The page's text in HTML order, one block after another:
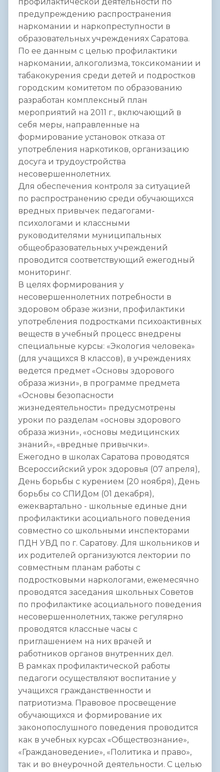
предупреждению распространения
наркомании и наркопреступности в
образовательных учреждениях Саратова.
По ее данным с целью профилактики
наркомании, алкоголизма, токсикомании и
табакокурения среди детей и подростков
городским комитетом по образованию
разработан комплексный план
мероприятий на 2011 г., включающий в
себя меры, направленные на
формирование установок отказа от
употребления наркотиков, организацию
досуга и трудоустройства
несовершеннолетних.
Для обеспечения контроля за ситуацией
по распространению среди обучающихся
вредных привычек педагогами-
психологами и классными
руководителями муниципальных
общеобразовательных учреждений
проводится соответствующий ежегодный
мониторинг.
В целях формирования у
несовершеннолетних потребности в
здоровом образе жизни, профилактики
употребления подростками психоактивных
веществ в учебный процесс внедрены
специальные курсы: «Экология человека»
(для учащихся 8 классов), в учреждениях
ведется предмет «Основы здорового
образа жизни», в программе предмета
«Основы безопасности
жизнедеятельности» предусмотрены
уроки по разделам «основы здорового
образа жизни», «основы медицинских
знаний», «вредные привычки».
Ежегодно в школах Саратова проводятся
Всероссийский урок здоровья (07 апреля),
День борьбы с курением (20 ноября), День
борьбы со СПИДом (01 декабря),
ежеквартально - школьные единые дни
профилактики асоциального поведения
совместно со школьными инспекторами
ПДН УВД по г. Саратову. Для школьников и
их родителей организуются лектории по
совместным планам работы с
подростковыми наркологами, ежемесячно
проводятся заседания школьных Советов
по профилактике асоциального поведения
несовершеннолетних, также регулярно
проводятся классные часы с
приглашением на них врачей и
работников органов внутренних дел.
В рамках профилактической работы
педагоги осуществляют воспитание у
учащихся гражданственности и
патриотизма. Правовое просвещение
обучающихся и формирование их
законопослушного поведения проводится
как в учебных курсах «Обществознание»,
«Граждановедение», «Политика и право»,
так и во внеурочной деятельности. С целью